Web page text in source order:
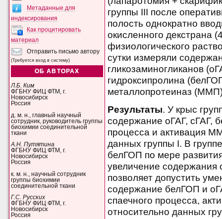
Метаданные для
индексирования
Как процитировать
материал
Отправить письмо автору
(Требуется вход в систему)
ОБ АВТОРАХ
Л.Б. Ким
ФГБНУ ФИЦ ФТМ, г.
Новосибирск
Россия
д. м. н., главный научный
сотрудник, руководитель группы
биохимии соединительной
ткани
А.Н. Путятина
ФГБНУ ФИЦ ФТМ, г.
Новосибирск
Россия
к. м. н., научный сотрудник
группы биохимии
соединительной ткани
Г.С. Русских
ФГБНУ ФИЦ ФТМ, г.
Новосибирск
Россия
группы III после
полость однократно
окисленного декстрана
физиологического
сутки измеряли
гликозаминогликанов
гидроксипролина
металлопротеиназ
Результаты. У крыс
содержание оГАГ, сГАГ,
процесса и активация
данных группы I. В
белГОП по мере
увеличение содержания
позволяет допустить
содержание белГОП и
спаечного процесса,
относительно данных